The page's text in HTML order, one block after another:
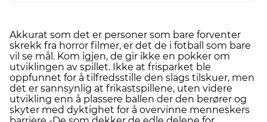
Akkurat som det er personer som bare forventer
skrekk fra horror filmer, er det de i fotball som bare
vil se mål. Kom igjen, de gir ikke en pokker om
utviklingen av spillet. Ikke at frisparket ble
oppfunnet for å tilfredsstille den slags tilskuer, men
det er sannsynlig at frikastspillene, uten videre
utvikling enn å plassere ballen der den berører og
skyter med dyktighet for å overvinne menneskers